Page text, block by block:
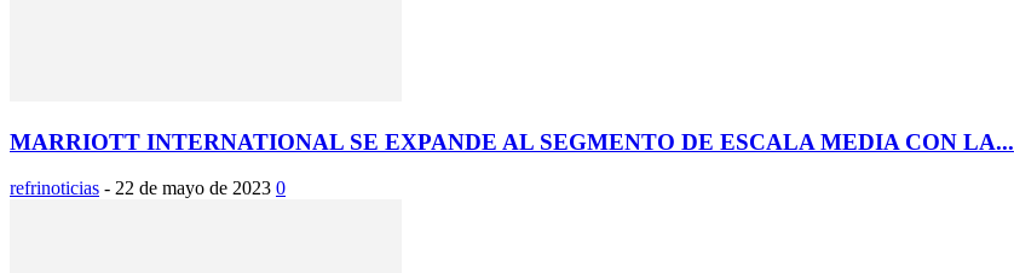
MARRIOTT INTERNATIONAL SE EXPANDE AL SEGMENTO DE ESCALA MEDIA CON LA...
refrinoticias - 22 de mayo de 2023 0